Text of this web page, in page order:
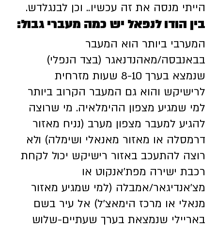
הייתי מנסה את זה עכשיו.. וכן לבנגלדש.
בין הודו לנפאל יש כמה מעברי גבול:
המערבי ביותר הוא המעבר
בבאנבסה/מאהנדנאגר (בצד הנפלי)
שנמצא בערך 8-10 שעות מזרחית
לרישיקש והוא גם המעבר הקרוב ביותר
למי שמגיע מצפון ההימלאיה. מי שרוצה
להגיע למעבר מצפון מערב (נניח מאזור
דרמסלה או מאזור מאנאלי ושימלה) ולא
רוצה להתעכב באזור רישיקש יכול לקחת
רכבת ישירה מפת'אנקוט או
מצ'אנדיגאר/אמבלה (למי שמגיע מאזור
מנאלי או מרכז הימאצ'ל) אל עיר בשם
באריילי שנמצאת בערך שעתיים-שלוש